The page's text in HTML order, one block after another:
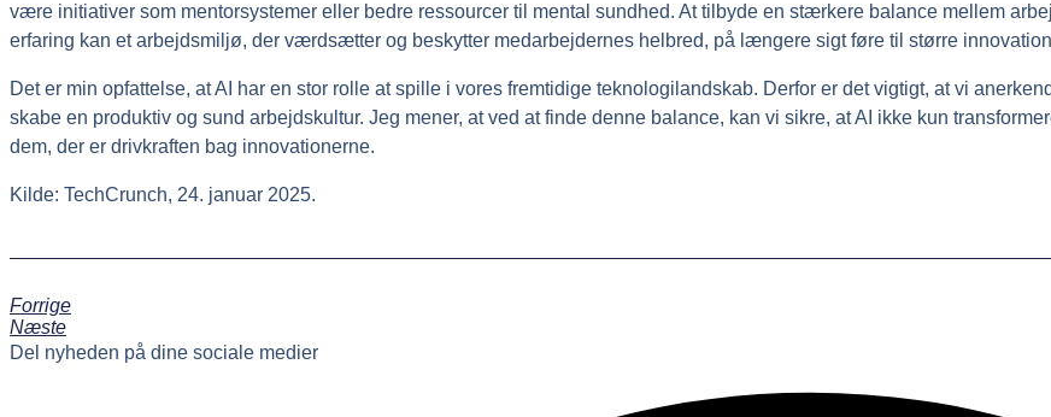
være initiativer som mentorsystemer eller bedre ressourcer til mental sundhed. At tilbyde en stærkere balance mellem
erfaring kan et arbejdsmiljø, der værdsætter og beskytter medarbejdernes helbred, på længere sigt føre til større
Det er min opfattelse, at AI har en stor rolle at spille i vores fremtidige teknologilandskab. Derfor er det vigtigt, at vi
skabe en produktiv og sund arbejdskultur. Jeg mener, at ved at finde denne balance, kan vi sikre, at AI ikke kun
dem, der er drivkraften bag innovationerne.
Kilde: TechCrunch, 24. januar 2025.
Forrige
Næste
Del nyheden på dine sociale medier